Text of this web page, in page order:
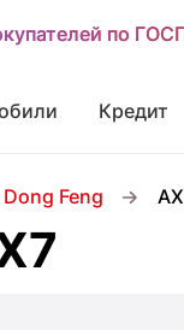
по
по
Кредит
Dong Feng